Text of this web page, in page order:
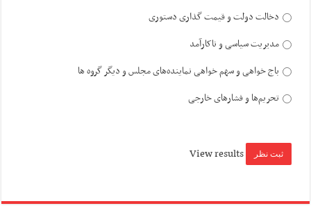
دخالت دولت و قیمت گذاری دستوری
مدیریت سیاسی و ناکارآمد
باج خواهی و سهم خواهی نماینده‌های مجلس و دیگر گروه ها
تحریم‌ها و فشارهای خارجی
View results